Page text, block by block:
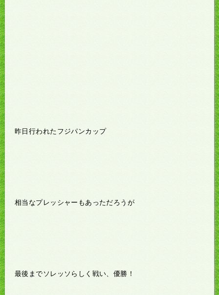
昨日行われたフジパンカップ
相当なプレッシャーもあっただろうが
最後までソレッソらしく戦い、優勝！